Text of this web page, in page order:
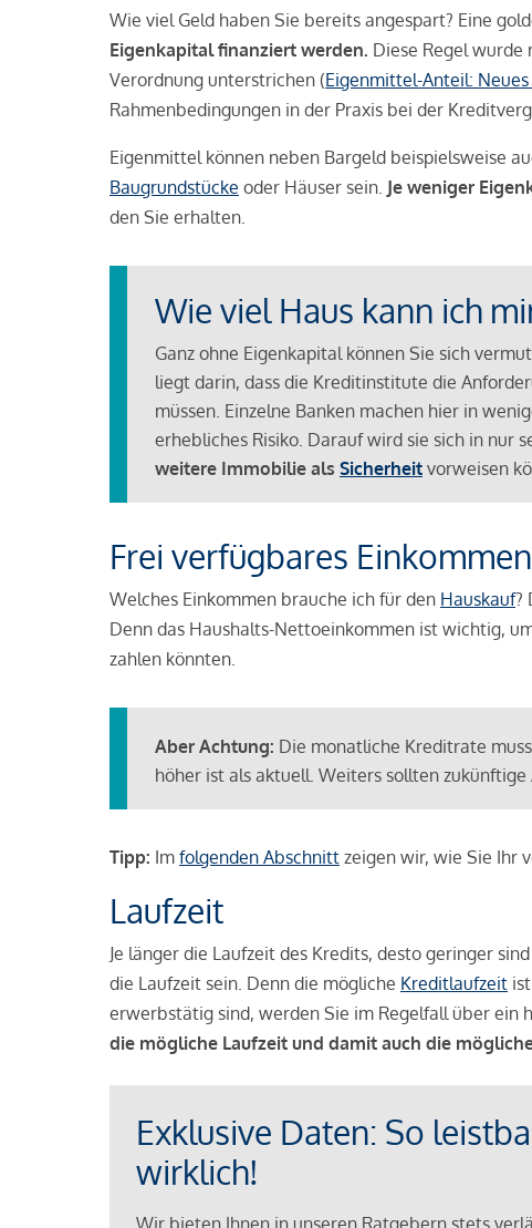
Wie viel Geld haben Sie bereits angespart? Eine
Eigenkapital finanziert werden. Diese Regel wurde
Verordnung unterstrichen (Eigenmittel-Anteil: Neues
Rahmenbedingungen in der Praxis bei der
Eigenmittel können neben Bargeld beispielsweise
Baugrundstücke oder Häuser sein. Je weniger
den Sie erhalten.
Wie viel Haus kann ich
Ganz ohne Eigenkapital können Sie sich
liegt darin, dass die Kreditinstitute die
müssen. Einzelne Banken machen hier in
erhebliches Risiko. Darauf wird sie sich in nur
weitere Immobilie als Sicherheit vorweisen
Frei verfügbares
Welches Einkommen brauche ich für den Hauskauf?
Denn das Haushalts-Nettoeinkommen ist wichtig,
zahlen könnten.
Aber Achtung: Die monatliche Kreditrate
höher ist als aktuell. Weiters sollten
Tipp: Im folgenden Abschnitt zeigen wir, wie Sie Ihr
Laufzeit
Je länger die Laufzeit des Kredits, desto geringer
die Laufzeit sein. Denn die mögliche Kreditlaufzeit
erwerbstätig sind, werden Sie im Regelfall über ein
die mögliche Laufzeit und damit auch die
Exklusive Daten: So
wirklich!